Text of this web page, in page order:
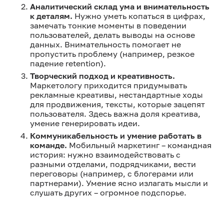
Аналитический склад ума и внимательность
к деталям. Нужно уметь копаться в цифрах,
замечать тонкие моменты в поведении
пользователей, делать выводы на основе
данных. Внимательность помогает не
пропустить проблему (например, резкое
падение retention).
Творческий подход и креативность.
Маркетологу приходится придумывать
рекламные креативы, нестандартные ходы
для продвижения, тексты, которые зацепят
пользователя. Здесь важна доля креатива,
умение генерировать идеи.
Коммуникабельность и умение работать в
команде. Мобильный маркетинг – командная
история: нужно взаимодействовать с
разными отделами, подрядчиками, вести
переговоры (например, с блогерами или
партнерами). Умение ясно излагать мысли и
слушать других – огромное подспорье.